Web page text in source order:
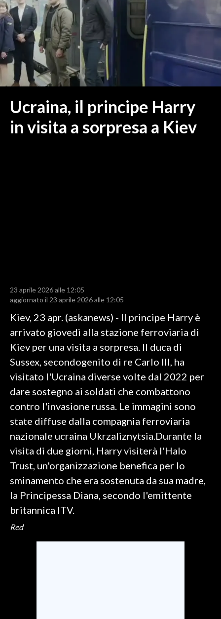
MEDIO CAMPIDANO
ORISTANO E PROVINCIA
SASSARI E PROVINCIA
GALLURA
NUORO E PROVINCIA
OGLIASTRA
ITALIA
SPORT
RISULTATI E CLASSIFICHE
CALCIO
CALCIO REGIONALE
BASKET
VOLLEY
MOTORI
ALTRI SPORT
CULTURA
SPETTACOLI
SALUTE
Ucraina, il principe Harry
in visita a sorpresa a Kiev
23 aprile 2026 alle 12:05
aggiornato il 23 aprile 2026 alle 12:05
Kiev, 23 apr. (askanews) - Il principe Harry è
arrivato giovedì alla stazione ferroviaria di
Kiev per una visita a sorpresa. Il duca di
Sussex, secondogenito di re Carlo III, ha
visitato l'Ucraina diverse volte dal 2022 per
dare sostegno ai soldati che combattono
contro l'invasione russa. Le immagini sono
state diffuse dalla compagnia ferroviaria
nazionale ucraina Ukrzaliznytsia.Durante la
visita di due giorni, Harry visiterà l'Halo
Trust, un'organizzazione benefica per lo
sminamento che era sostenuta da sua madre,
la Principessa Diana, secondo l'emittente
britannica ITV.
Red